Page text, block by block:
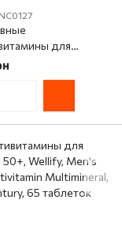
для
Every Man's
New Chapter, 48